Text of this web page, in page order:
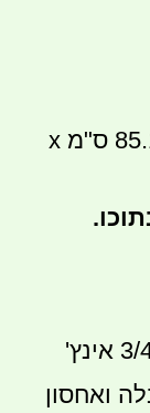
85.1 ס"מ x
ואחסון